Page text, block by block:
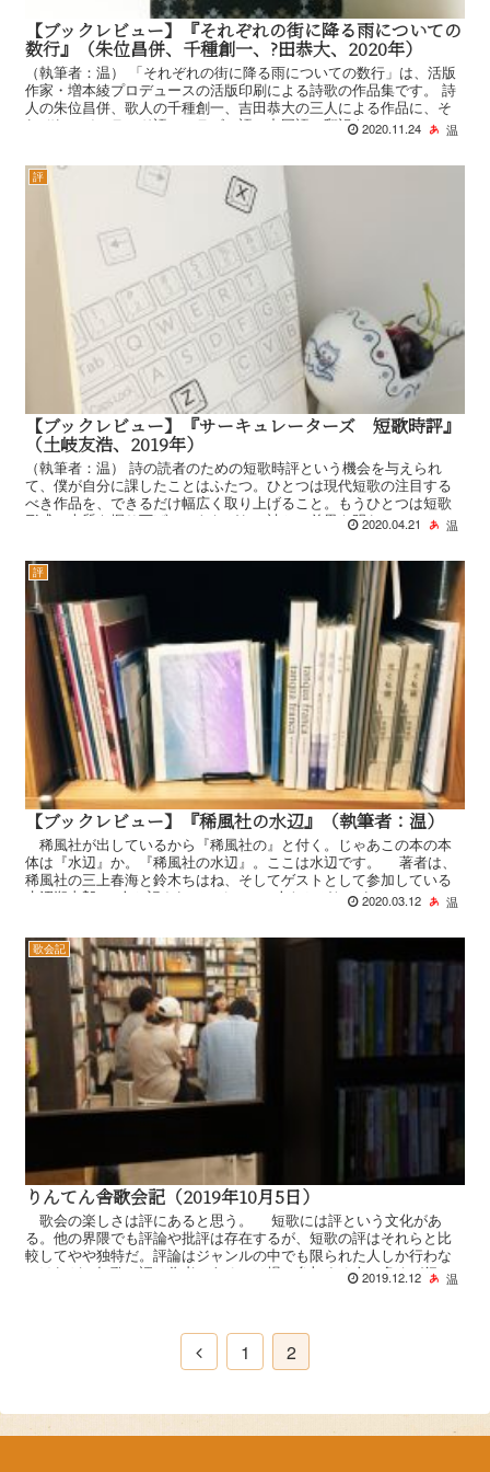
【ブックレビュー】『それぞれの街に降る雨についての
数行』（朱位昌併、千種創一、?田恭大、2020年）
（執筆者：温） 「それぞれの街に降る雨についての数行」は、活版
作家・増本綾プロデュースの活版印刷による詩歌の作品集です。 詩
人の朱位昌併、歌人の千種創一、吉田恭大の三人による作品に、そ
れぞれアイスランド語、アラビア語、中国語の翻訳を...2020.11.24 温
評
【ブックレビュー】『サーキュレーターズ 短歌時評』
（土岐友浩、2019年）
（執筆者：温） 詩の読者のための短歌時評という機会を与えられ
て、僕が自分に課したことはふたつ。ひとつは現代短歌の注目する
べき作品を、できるだけ幅広く取り上げること。もうひとつは短歌
形式の本質を掘り下げていきながら、詩との差異を明らか...
2020.04.21 温
評
【ブックレビュー】『稀風社の水辺』（執筆者：温）
稀風社が出しているから『稀風社の』と付く。じゃあこの本の本
体は『水辺』か。『稀風社の水辺』。ここは水辺です。 著者は、
稀風社の三上春海と鈴木ちはね、そしてゲストとして参加している
水沼朔太郎の3人と記されている。この人たちがたとえ...2020.03.12 温
歌会記
りんてん舎歌会記（2019年10月5日）
歌会の楽しさは評にあると思う。 短歌には評という文化があ
る。他の界隈でも評論や批評は存在するが、短歌の評はそれらと比
較してやや独特だ。評論はジャンルの中でも限られた人しか行わな
いけれど、短歌の評は作者、あるいは場に参加する人の多くが行...
2019.12.12 温
1 2